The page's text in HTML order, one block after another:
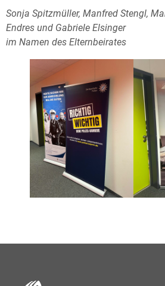
Sonja Spitzmüller, Manfred Stengl,
Endres und Gabriele Elsinger
im Namen des Elternbeirates